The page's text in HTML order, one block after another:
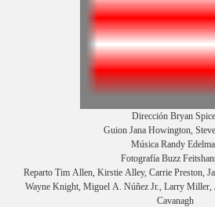
Dirección Bryan
Guion Jana Howington,
Música Randy
Fotografía Buzz
Reparto Tim Allen, Kirstie Alley, Carrie Preston,
Wayne Knight, Miguel A. Núñez Jr., Larry Miller,
Cavanagh